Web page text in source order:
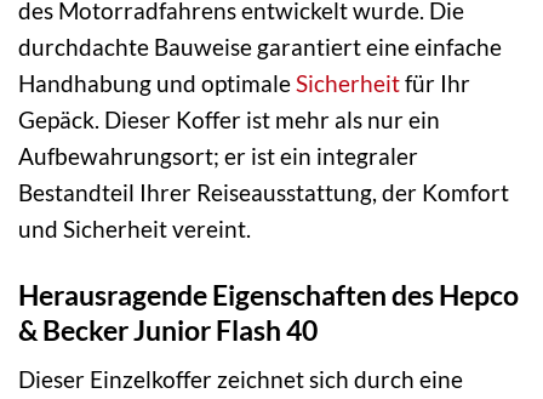
des Motorradfahrens entwickelt wurde. Die
durchdachte Bauweise garantiert eine einfache
Handhabung und optimale Sicherheitfür Ihr
Gepäck. Dieser Koffer ist mehr als nur ein
Aufbewahrungsort; er ist ein integraler
Bestandteil Ihrer Reiseausstattung, der Komfort
und Sicherheit vereint.
Herausragende Eigenschaften des Hepco
& Becker Junior Flash 40
Dieser Einzelkoffer zeichnet sich durch eine